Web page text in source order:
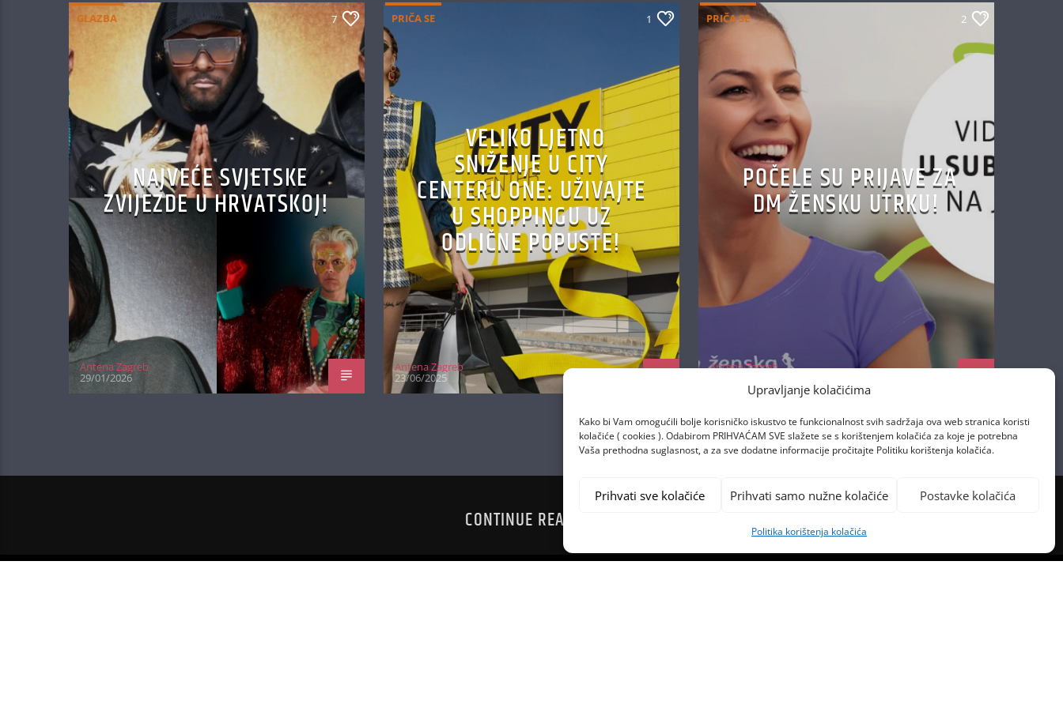
Upravljanje kolačićima
Kako bi Vam omogućili bolje korisničko iskustvo te funkcionalnost svih sadržaja ova web stranica koristi
kolačiće ( cookies ). Odabirom PRIHVAĆAM SVE slažete se s korištenjem kolačića za koje je potrebna
Vaša prethodna suglasnost, a za sve dodatne informacije pročitajte Politiku korištenja kolačića.
Prihvati sve kolačiće Prihvati samo nužne kolačiće Postavke kolačića
Politika korištenja kolačića
GLAZBA 7
NAJVEĆE SVJETSKE
ZVIJEZDE U HRVATSKOJ!
Antena Zagreb
29/01/2026
PRIČA SE 1
VELIKO LJETNO
SNIŽENJE U CITY
CENTERU ONE: UŽIVAJTE
U SHOPPINGU UZ
ODLIČNE POPUSTE!
Antena Zagreb
23/06/2025
PRIČA SE 2
POČELE SU PRIJAVE ZA
DM ŽENSKU UTRKU!
Antena Zagreb
CONTINUE READING